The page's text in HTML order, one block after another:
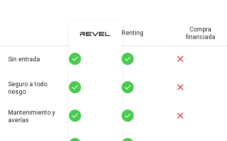
Renting
Compra
financiada
Sin entrada Sí Sí
Seguro a todo
riesgo
Sí Sí
Mantenimiento y
averías
Sí Sí